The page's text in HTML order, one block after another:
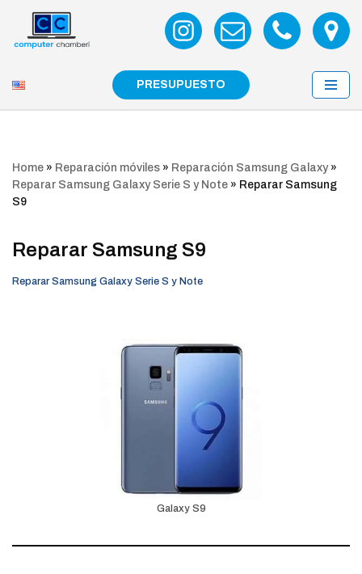
Saltar
PRESUPUESTO
Home » Reparación móviles » Reparación Samsung Galaxy»
Reparar Samsung Galaxy Serie S y Note » Reparar Samsung
S9
Reparar Samsung S9
Reparar Samsung Galaxy Serie S y Note
Galaxy S9